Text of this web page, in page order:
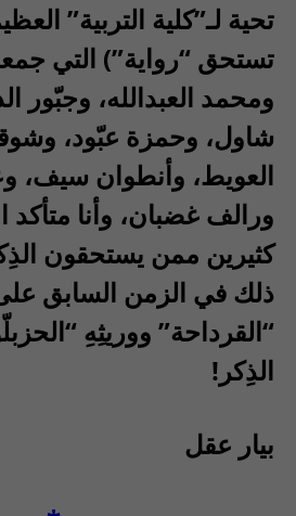
تحية لـ”كلية التربية”
تستحق “رواية”) التي
ومحمد العبدالله، وجبّور
شاول، وحمزة عبّود،
العويط، وأنطوان سيف،
ورالف غضبان، وأنا
كثيرين ممن يستحقون
ذلك في الزمن السابق
“القرداحة” ووريثِهِ
الذِكر!
بيار عقل